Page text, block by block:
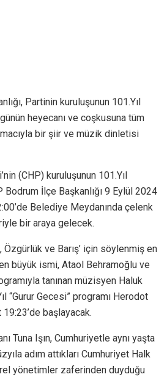
Partinin kuruluşunun 101.Yıl
heyecanı ve coşkusuna tüm
bir şiir ve müzik dinletisi
(CHP) kuruluşunun 101.Yıl
İlçe Başkanlığı 9 Eylül 2024
Belediye Meydanında çelenk
bir araya gelecek.
Özgürlük ve Barış’ için söylenmiş en
büyük ismi, Ataol Behramoğlu ve
tanınan müzisyen Haluk
“Gurur Gecesi” programı Herodot
başlayacak.
Tuna Işın, Cumhuriyetle aynı yaşta
adım attıkları Cumhuriyet Halk
yönetimler zaferinden duyduğu